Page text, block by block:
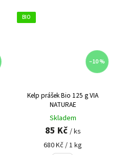
BIO
–10 %
Kelp prášek Bio 125 g VIA
NATURAE
Skladem
85 Kč / ks
680 Kč / 1 kg